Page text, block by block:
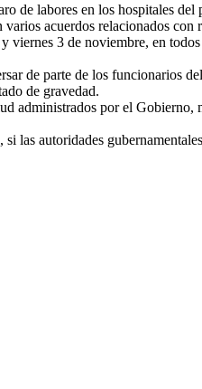
labores en los hospitales del
acuerdos relacionados con
viernes 3 de noviembre, en
de parte de los funcionarios
de gravedad.
administrados por el
las autoridades